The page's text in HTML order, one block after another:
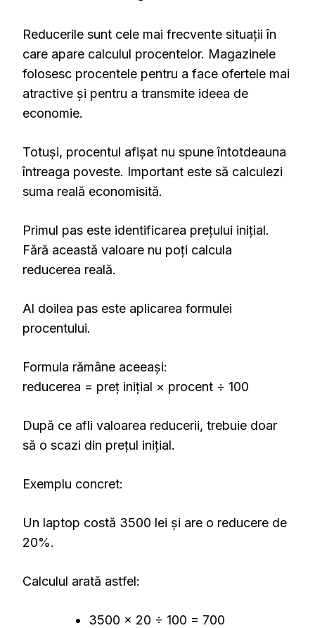
Reducerile sunt cele mai frecvente situații în
care apare calculul procentelor. Magazinele
folosesc procentele pentru a face ofertele mai
atractive și pentru a transmite ideea de
economie.
Totuși, procentul afișat nu spune întotdeauna
întreaga poveste. Important este să calculezi
suma reală economisită.
Primul pas este identificarea prețului inițial.
Fără această valoare nu poți calcula
reducerea reală.
Al doilea pas este aplicarea formulei
procentului.
Formula rămâne aceeași:
reducerea = preț inițial × procent ÷ 100
După ce afli valoarea reducerii, trebuie doar
să o scazi din prețul inițial.
Exemplu concret:
Un laptop costă 3500 lei și are o reducere de
20%.
Calculul arată astfel:
3500 × 20 ÷ 100 = 700